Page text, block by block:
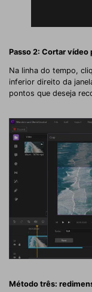
Passo 2: Cortar vídeo
Na linha do tempo,
inferior direito da
pontos que deseja
Método três: